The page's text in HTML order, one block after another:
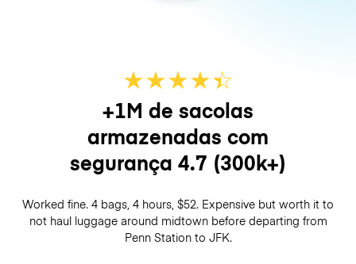
★★★★☆
★
+1M de sacolas
armazenadas com
segurança 4.7 (300k+)
Worked fine. 4 bags, 4 hours, $52. Expensive but worth it to
not haul luggage around midtown before departing from
Penn Station to JFK.